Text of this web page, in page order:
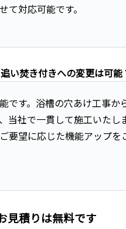
て対応可能です。
い焚き付きへの変更は可能
です。浴槽の穴あけ工事か
当社で一貫して施工いたし
要望に応じた機能アップを
見積りは無料です